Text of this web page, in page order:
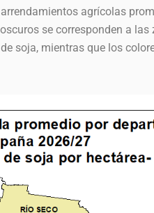
agrícolas
se corresponden a las
soja, mientras que los